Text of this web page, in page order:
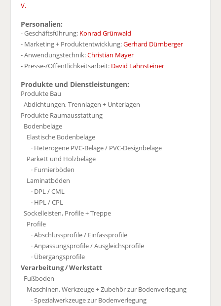
V.
Personalien:
- Geschäftsführung: Konrad Grünwald
- Marketing + Produktentwicklung:Gerhard Dürnberger
- Anwendungstechnik:Christian Mayer
- Presse-/Öffentlichkeitsarbeit: David Lahnsteiner
Produkte und Dienstleistungen:
Produkte Bau
Abdichtungen, Trennlagen + Unterlagen
Produkte Raumausstattung
Bodenbeläge
Elastische Bodenbeläge
· Heterogene PVC-Beläge / PVC-Designbeläge
Parkett und Holzbeläge
· Furnierböden
Laminatböden
· DPL / CML
· HPL / CPL
Sockelleisten, Profile + Treppe
Profile
· Abschlussprofile / Einfassprofile
· Anpassungsprofile / Ausgleichsprofile
· Übergangsprofile
Verarbeitung / Werkstatt
Fußboden
Maschinen, Werkzeuge + Zubehör zur Bodenverlegung
· Spezialwerkzeuge zur Bodenverlegung